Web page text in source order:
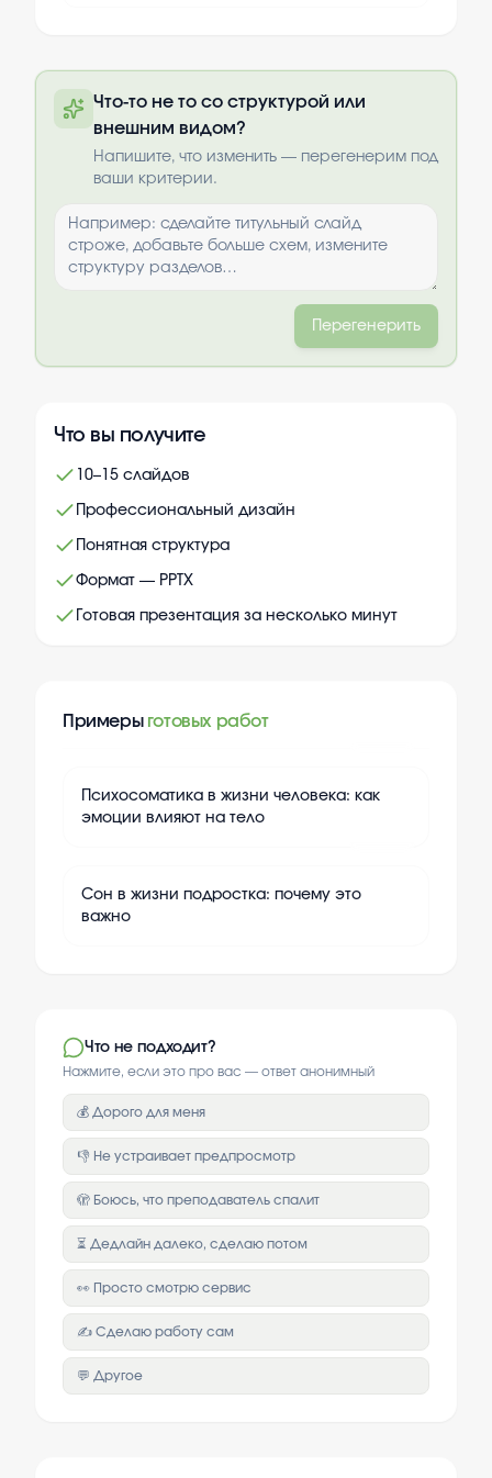
по почте после оплаты
Что-то не то со структурой или
внешним видом?
Напишите, что изменить — перегенерим под
ваши критерии.
Перегенерить
Что вы получите
10–15 слайдов
Профессиональный дизайн
Понятная структура
Формат — PPTX
Готовая презентация за несколько минут
Примеры готовых работ
Психосоматика в жизни человека: как
эмоции влияют на тело
Сон в жизни подростка: почему это
важно
Что не подходит?
Нажмите, если это про вас — ответ анонимный
💰 Дорого для меня
👎 Не устраивает предпросмотр
🫣 Боюсь, что преподаватель спалит
⏳ Дедлайн далеко, сделаю потом
👀 Просто смотрю сервис
✍️ Сделаю работу сам
💬 Другое